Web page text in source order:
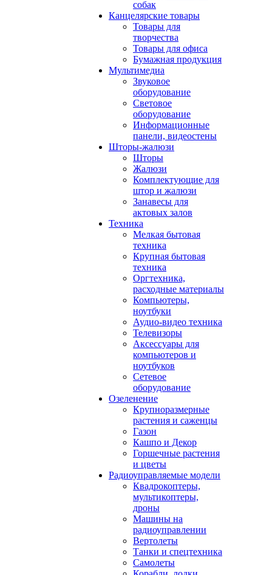
собак
Канцелярские товары
Товары для
творчества
Товары для офиса
Бумажная продукция
Мультимедиа
Звуковое
оборудование
Световое
оборудование
Информационные
панели, видеостены
Шторы-жалюзи
Шторы
Жалюзи
Комплектующие для
штор и жалюзи
Занавесы для
актовых залов
Техника
Мелкая бытовая
техника
Крупная бытовая
техника
Оргтехника,
расходные материалы
Компьютеры,
ноутбуки
Аудио-видео техника
Телевизоры
Аксессуары для
компьютеров и
ноутбуков
Сетевое
оборудование
Озеленение
Крупноразмерные
растения и саженцы
Газон
Кашпо и Декор
Горшечные растения
и цветы
Радиоуправляемые модели
Квадрокоптеры,
мультикоптеры,
дроны
Машины на
радиоуправлении
Вертолеты
Танки и спецтехника
Самолеты